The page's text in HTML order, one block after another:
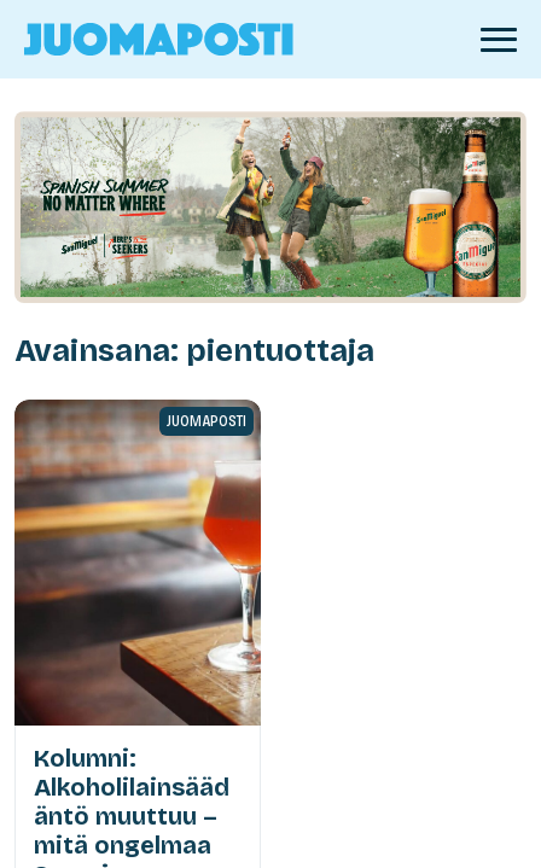
Avainsana: pientuottaja
JUOMAPOSTI
Kolumni:
Alkoholilainsääd
äntö muuttuu –
mitä ongelmaa